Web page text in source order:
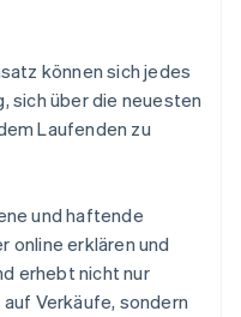
können sich jedes
sich über die neuesten
Laufenden zu
und haftende
online erklären und
erhebt nicht nur
Verkäufe, sondern